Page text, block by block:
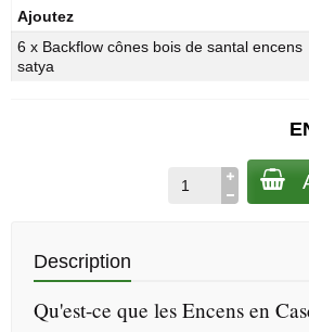
Ajoutez
6 x Backflow cônes bois de santal encens
satya
Description
Qu'est-ce que les Encens en